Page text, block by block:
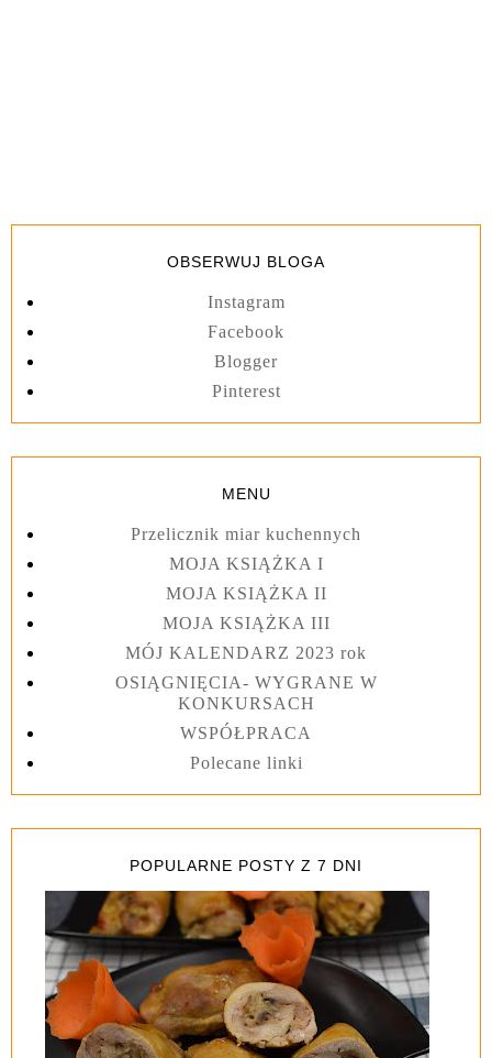
OBSERWUJ BLOGA
Instagram
Facebook
Blogger
Pinterest
MENU
Przelicznik miar kuchennych
MOJA KSIĄŻKA I
MOJA KSIĄŻKA II
MOJA KSIĄŻKA III
MÓJ KALENDARZ 2023 rok
OSIĄGNIĘCIA- WYGRANE W
KONKURSACH
WSPÓŁPRACA
Polecane linki
POPULARNE POSTY Z 7 DNI